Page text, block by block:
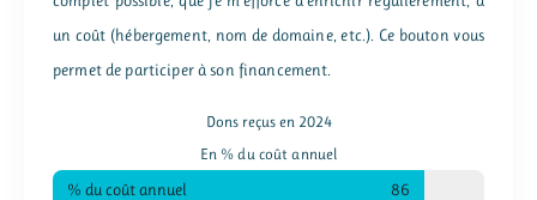
un coût (hébergement, nom de domaine, etc.). Ce bouton vous
permet de participer à son financement.
Dons reçus en 2024
En % du coût annuel
% du coût annuel 86